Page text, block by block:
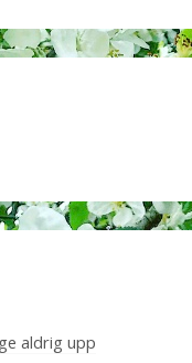
aldrig upp